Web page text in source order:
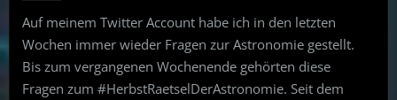
ersten
Frage
beim
Auf meinem Twitter Account habe ich in den letzten
Wochen immer wieder Fragen zur Astronomie gestellt.
Bis zum vergangenen Wochenende gehörten diese
Fragen zum #HerbstRaetselDerAstronomie. Seit dem